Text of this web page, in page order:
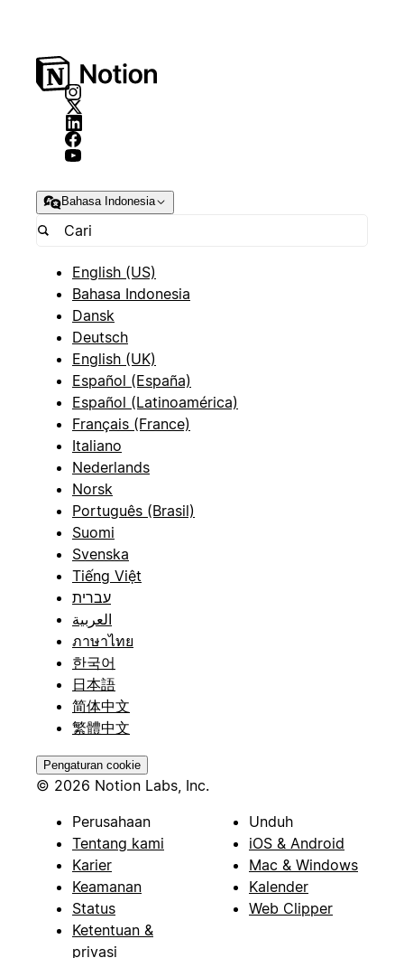
Bahasa Indonesia
English (US)
Bahasa Indonesia
Dansk
Deutsch
English (UK)
Español (España)
Español (Latinoamérica)
Français (France)
Italiano
Nederlands
Norsk
Português (Brasil)
Suomi
Svenska
Tiếng Việt
עברית
العربية
ภาษาไทย
한국어
日本語
简体中文
繁體中文
Pengaturan cookie
© 2026 Notion Labs, Inc.
Perusahaan
Tentang kami
Karier
Keamanan
Status
Ketentuan &
privasi
Unduh
iOS & Android
Mac & Windows
Kalender
Web Clipper